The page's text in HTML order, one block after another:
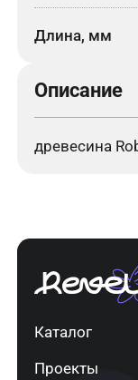
Длина, мм
Описание
древесина
Каталог
Проекты